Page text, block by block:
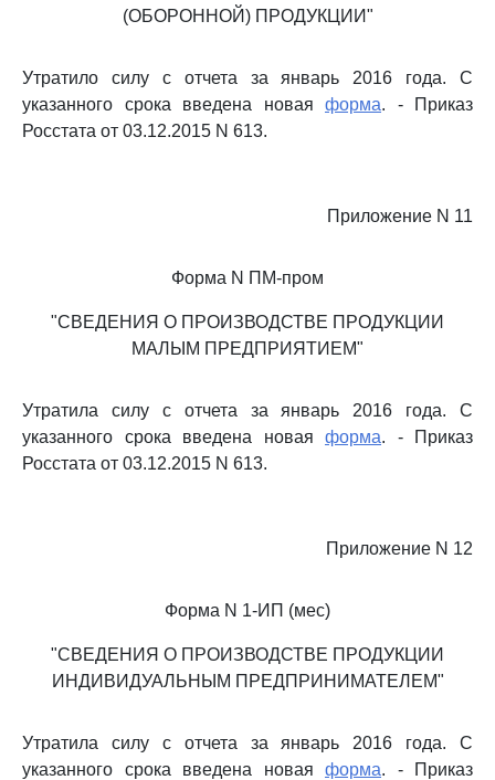
(ОБОРОННОЙ) ПРОДУКЦИИ"
Утратило силу с отчета за январь 2016 года. С
указанного срока введена новая форма. - Приказ
Росстата от 03.12.2015 N 613.
Приложение N 11
Форма N ПМ-пром
"СВЕДЕНИЯ О ПРОИЗВОДСТВЕ ПРОДУКЦИИ
МАЛЫМ ПРЕДПРИЯТИЕМ"
Утратила силу с отчета за январь 2016 года. С
указанного срока введена новая форма. - Приказ
Росстата от 03.12.2015 N 613.
Приложение N 12
Форма N 1-ИП (мес)
"СВЕДЕНИЯ О ПРОИЗВОДСТВЕ ПРОДУКЦИИ
ИНДИВИДУАЛЬНЫМ ПРЕДПРИНИМАТЕЛЕМ"
Утратила силу с отчета за январь 2016 года. С
указанного срока введена новая форма. - Приказ